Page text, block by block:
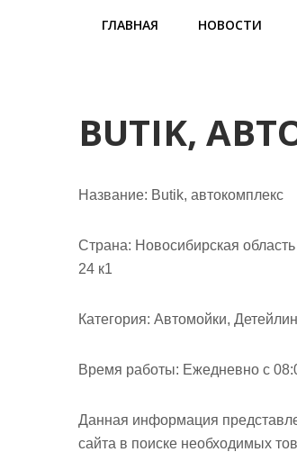
ГЛАВНАЯ НОВОСТИ
BUTIK,
Название: Butik, автокомплекс
Страна: Новосибирская
24 к1
Категория: Автомойки,
Время работы: Ежедневно с
Данная информация
сайта в поиске необходимых